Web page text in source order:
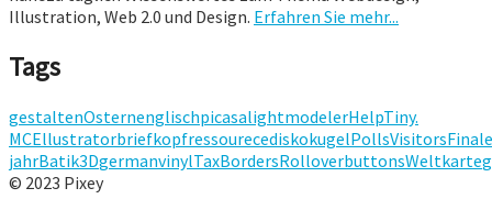
Illustration, Web 2.0 und Design. Erfahren Sie mehr...
Tags
gestaltenOsternenglischpicasalightmodelerHelpTiny.
MCEllustratorbriefkopfressourecediskokugelPollsVisitorsFinale
jahrBatik3DgermanvinylTaxBordersRolloverbuttonsWeltkarte
© 2023 Pixey